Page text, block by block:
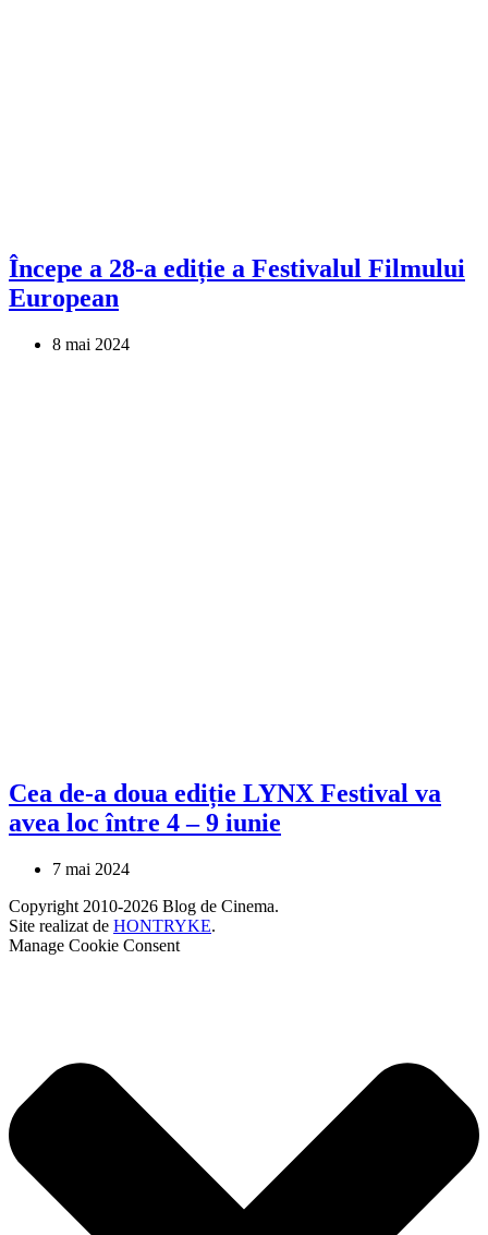
Începe a 28-a ediție a Festivalul Filmului
European
8 mai 2024
Cea de-a doua ediție LYNX Festival va
avea loc între 4 – 9 iunie
7 mai 2024
Copyright 2010-2026 Blog de Cinema.
Site realizat de HONTRYKE.
Manage Cookie Consent